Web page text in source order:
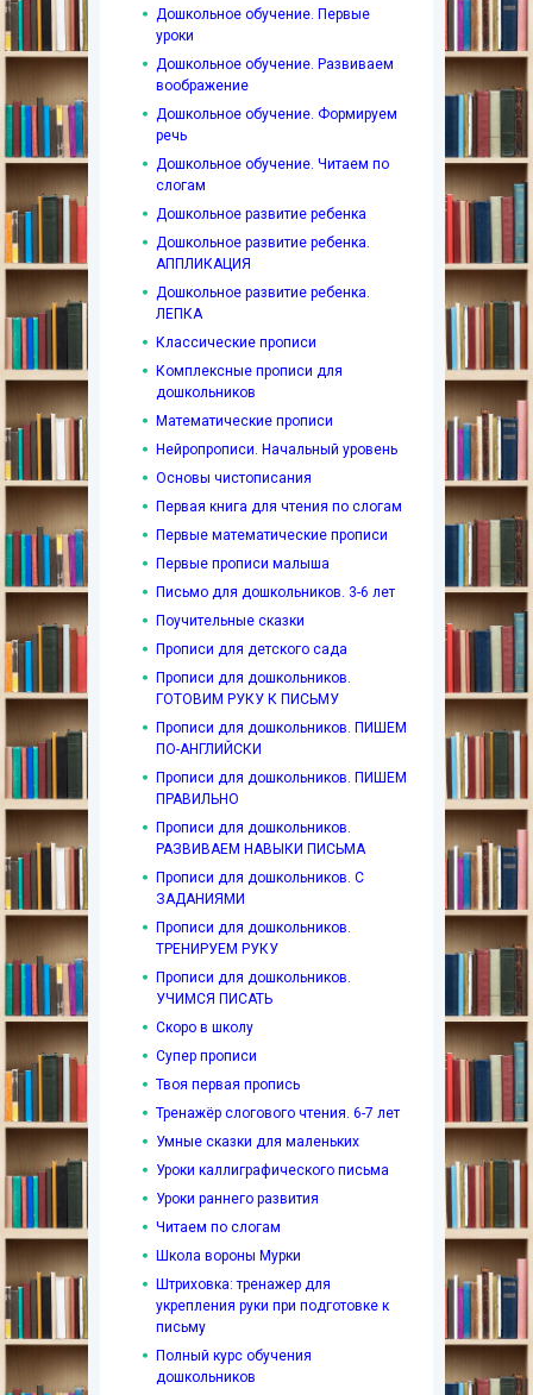
Дошкольное обучение. Первые
уроки
Дошкольное обучение. Развиваем
воображение
Дошкольное обучение. Формируем
речь
Дошкольное обучение. Читаем по
слогам
Дошкольное развитие ребенка
Дошкольное развитие ребенка.
АППЛИКАЦИЯ
Дошкольное развитие ребенка.
ЛЕПКА
Классические прописи
Комплексные прописи для
дошкольников
Математические прописи
Нейропрописи. Начальный уровень
Основы чистописания
Первая книга для чтения по слогам
Первые математические прописи
Первые прописи малыша
Письмо для дошкольников. 3-6 лет
Поучительные сказки
Прописи для детского сада
Прописи для дошкольников.
ГОТОВИМ РУКУ К ПИСЬМУ
Прописи для дошкольников. ПИШЕМ
ПО-АНГЛИЙСКИ
Прописи для дошкольников. ПИШЕМ
ПРАВИЛЬНО
Прописи для дошкольников.
РАЗВИВАЕМ НАВЫКИ ПИСЬМА
Прописи для дошкольников. С
ЗАДАНИЯМИ
Прописи для дошкольников.
ТРЕНИРУЕМ РУКУ
Прописи для дошкольников.
УЧИМСЯ ПИСАТЬ
Скоро в школу
Супер прописи
Твоя первая пропись
Тренажёр слогового чтения. 6-7 лет
Умные сказки для маленьких
Уроки каллиграфического письма
Уроки раннего развития
Читаем по слогам
Школа вороны Мурки
Штриховка: тренажер для
укрепления руки при подготовке к
письму
Полный курс обучения
дошкольников